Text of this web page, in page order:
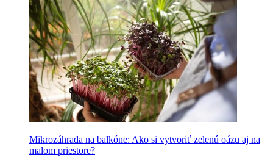
Mikrozáhrada na balkóne: Ako si vytvoriť zelenú oázu aj na
malom priestore?